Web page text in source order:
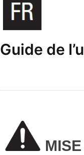
Guide de